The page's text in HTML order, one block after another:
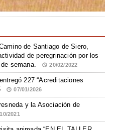
de Santiago de Siero,
de peregrinación por los
semana.
20/02/2022
227 “Acreditaciones
07/01/2026
y la Asociación de
2021